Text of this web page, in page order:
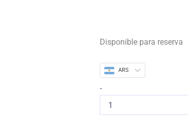
Disponible para reserva
ARS
-